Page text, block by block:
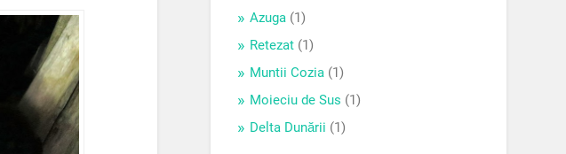
Azuga (1)
Retezat (1)
Muntii Cozia (1)
Moieciu de Sus (1)
Delta Dunării (1)